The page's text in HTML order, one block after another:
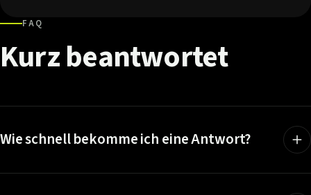
FAQ
Kurzbeantwortet
Wie schnell bekomme ich eine Antwort?